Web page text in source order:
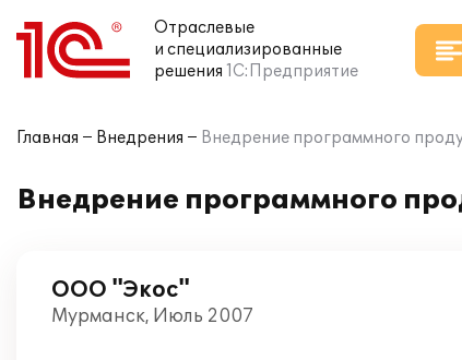
Отраслевые
и специализированные
решения 1С:Предприятие
Главная Внедрения Внедрение программного
Внедрение программного
ООО "Экос"
Мурманск, Июль 2007